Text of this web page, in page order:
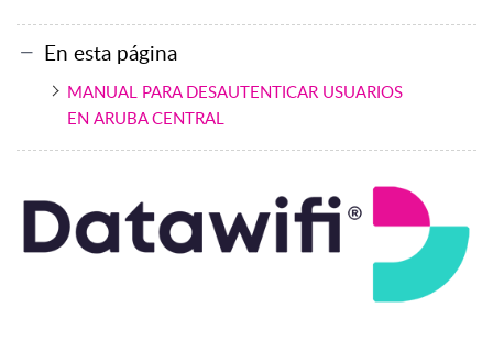
En esta página
MANUAL PARA DESAUTENTICAR USUARIOS
EN ARUBA CENTRAL